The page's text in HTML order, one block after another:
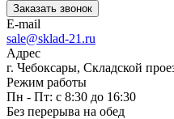
Заказать звонок
E-mail
sale@sklad-21.ru
Адрес
г. Чебоксары, Складской
Режим работы
Пн - Пт: с 8:30 до 16:30
Без перерыва на обед